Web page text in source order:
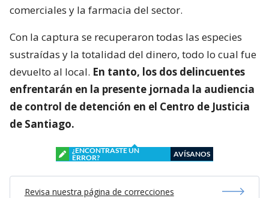
comerciales y la farmacia del sector.
Con la captura se recuperaron todas las especies
sustraídas y la totalidad del dinero, todo lo cual fue
devuelto al local. En tanto, los dos delincuentes
enfrentarán en la presente jornada la audiencia
de control de detención en el Centro de Justicia
de Santiago.
¿ENCONTRASTE UN
ERROR?
AVÍSANOS
Revisa nuestra página de correcciones